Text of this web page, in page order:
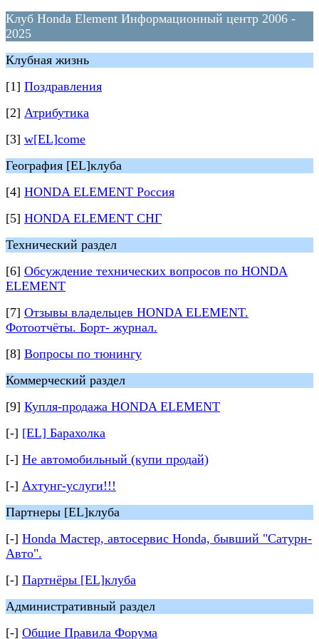
Клуб Honda Element Информационный центр 2006 -
2025
Клубная жизнь
[1] Поздравления
[2] Атрибутика
[3] w[EL]come
География [EL]клуба
[4] HONDA ELEMENT Россия
[5] HONDA ELEMENT СНГ
Технический раздел
[6] Обсуждение технических вопросов по HONDA
ELEMENT
[7] Отзывы владельцев HONDA ELEMENT.
Фотоотчёты. Борт- журнал.
[8] Вопросы по тюнингу
Коммерческий раздел
[9] Купля-продажа HONDA ELEMENT
[-] [EL] Барахолка
[-] Не автомобильный (купи продай)
[-] Ахтунг-услуги!!!
Партнеры [EL]клуба
[-] Honda Мастер, автосервис Honda, бывший "Сатурн-
Авто".
[-] Партнёры [EL]клуба
Административный раздел
[-] Общие Правила Форума